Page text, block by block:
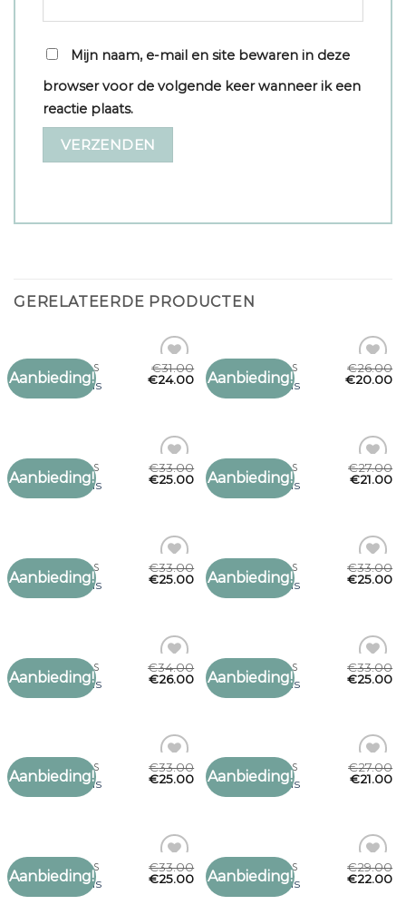
Mijn naam, e-mail en site bewaren in deze
browser voor de volgende keer wanneer ik een
reactie plaats.
GERELATEERDE PRODUCTEN
Aanbieding!
Toevoegen
MANNEN SJAALS
mannen sjaals
€31.00
€24.00 Aanbieding!
Toevoegen
MANNEN SJAALS
mannen sjaals
€26.00
€20.00
Aanbieding!
Toevoegen
MANNEN SJAALS
mannen sjaals
€33.00
€25.00 Aanbieding!
Toevoegen
MANNEN SJAALS
mannen sjaals
€27.00
€21.00
Aanbieding!
Toevoegen
MANNEN SJAALS
mannen sjaals
€33.00
€25.00 Aanbieding!
Toevoegen
MANNEN SJAALS
mannen sjaals
€33.00
€25.00
Aanbieding!
Toevoegen
MANNEN SJAALS
mannen sjaals
€34.00
€26.00 Aanbieding!
Toevoegen
MANNEN SJAALS
mannen sjaals
€33.00
€25.00
Aanbieding!
Toevoegen
MANNEN SJAALS
mannen sjaals
€33.00
€25.00 Aanbieding!
Toevoegen
MANNEN SJAALS
mannen sjaals
€27.00
€21.00
Aanbieding!
Toevoegen
MANNEN SJAALS
mannen sjaals
€33.00
€25.00 Aanbieding!
Toevoegen
MANNEN SJAALS
mannen sjaals
€29.00
€22.00